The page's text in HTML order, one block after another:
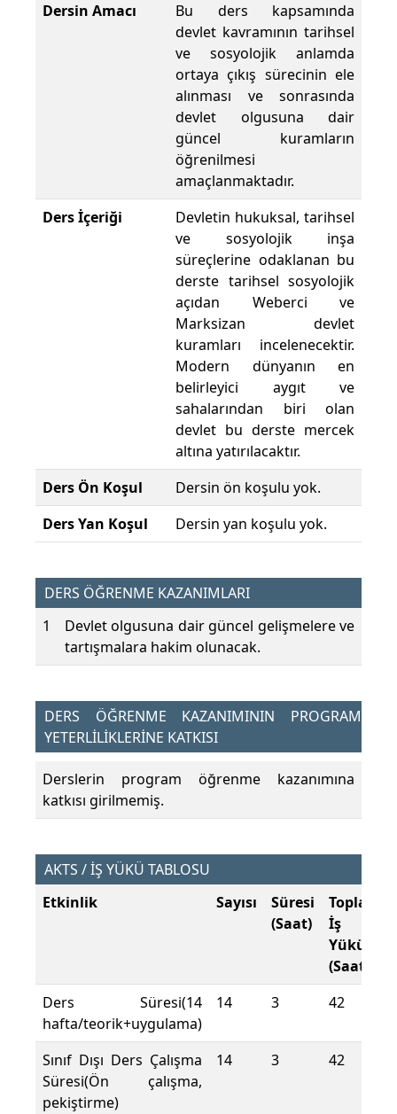
Dersin Amacı
Bu ders kapsamında
devlet kavramının tarihsel
ve sosyolojik anlamda
ortaya çıkış sürecinin ele
alınması ve sonrasında
devlet olgusuna dair
güncel kuramların
öğrenilmesi
amaçlanmaktadır.
Ders İçeriği
Devletin hukuksal, tarihsel
ve sosyolojik inşa
süreçlerine odaklanan bu
derste tarihsel sosyolojik
açıdan Weberci ve
Marksizan devlet
kuramları incelenecektir.
Modern dünyanın en
belirleyici aygıt ve
sahalarından biri olan
devlet bu derste mercek
altına yatırılacaktır.
Ders Ön Koşul
Dersin ön koşulu yok.
Ders Yan Koşul
Dersin yan koşulu yok.
DERS ÖĞRENME KAZANIMLARI
1
Devlet olgusuna dair güncel gelişmelere ve
tartışmalara hakim olunacak.
DERS ÖĞRENME KAZANIMININ PROGRAM
YETERLİLİKLERİNE KATKISI
Derslerin program öğrenme kazanımına
katkısı girilmemiş.
AKTS / İŞ YÜKÜ TABLOSU
Etkinlik
Sayısı
Süresi
(Saat)
Toplam
İş
Yükü
(Saat)
Ders Süresi(14
hafta/teorik+uygulama)
14 3 42
Sınıf Dışı Ders Çalışma
Süresi(Ön çalışma,
pekiştirme)
14 3 42